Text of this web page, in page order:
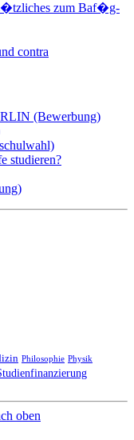
zum Baf�g-
contra
(Bewerbung)
studieren?
Philosophie Physik
oben